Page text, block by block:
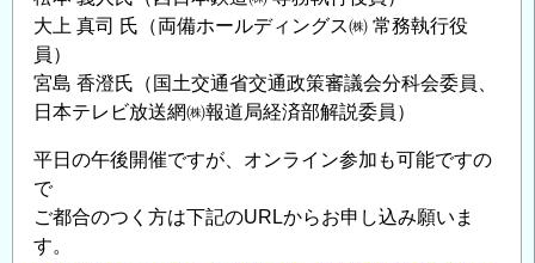
大上 真司 氏（両備ホールディングス㈱ 常務執行役
員）
宮島 香澄氏（国土交通省交通政策審議会分科会委員、
日本テレビ放送網㈱報道局経済部解説委員）
平日の午後開催ですが、オンライン参加も可能ですの
で
ご都合のつく方は下記のURLからお申し込み願いま
す。